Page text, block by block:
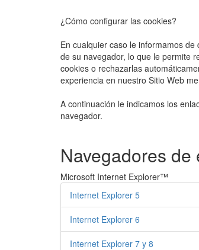
¿Cómo configurar las cookies?
En cualquier caso le informamos
de su navegador, lo que le permite
cookies o rechazarlas
experiencia en nuestro Sitio Web
A continuación le indicamos los
navegador.
Navegadores de
Microsoft Internet Explorer™
Internet Explorer 5
Internet Explorer 6
Internet Explorer 7 y 8